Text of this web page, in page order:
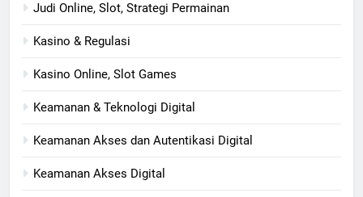
Judi Online, Slot, Strategi Permainan
Kasino & Regulasi
Kasino Online, Slot Games
Keamanan & Teknologi Digital
Keamanan Akses dan Autentikasi Digital
Keamanan Akses Digital